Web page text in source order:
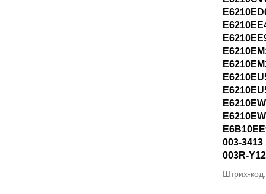
003-3413
003R-Y12
Штрих-